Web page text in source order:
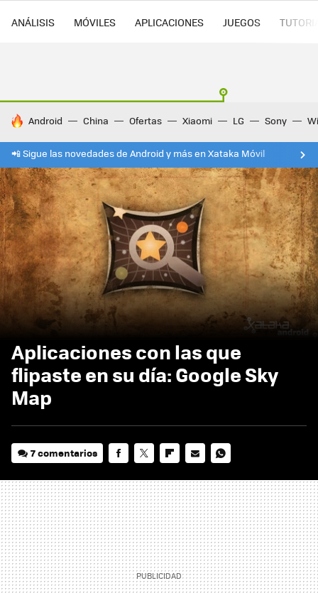
ANÁLISIS MÓVILES APLICACIONES JUEGOS
HOY SE HABLA DE
Android China Ofertas Xiaomi LG Sony
📲 Sigue las novedades de Android y más en Xataka Móvil
Aplicaciones con las que
flipaste en su día: Google Sky
Map
7 comentarios
MAIL